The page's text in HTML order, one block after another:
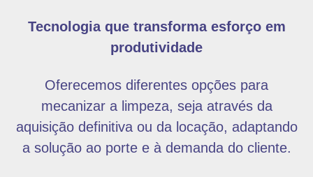
Tecnologia que transforma esforço em
produtividade
Oferecemos diferentes opções para
mecanizar a limpeza, seja através da
aquisição definitiva ou da locação, adaptando
a solução ao porte e à demanda do cliente.